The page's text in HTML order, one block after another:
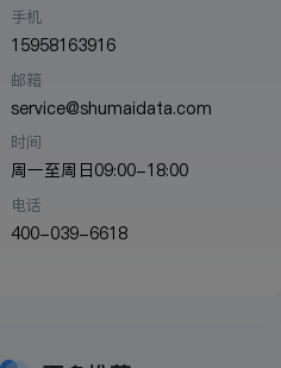
手机
15958163916
邮箱
service@shumaidata.com
时间
周一至周日09:00-18:00
电话
400-039-6618